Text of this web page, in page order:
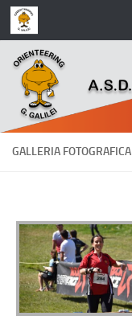
Salta al contenuto
GALLERIA FOTOGRAFICA